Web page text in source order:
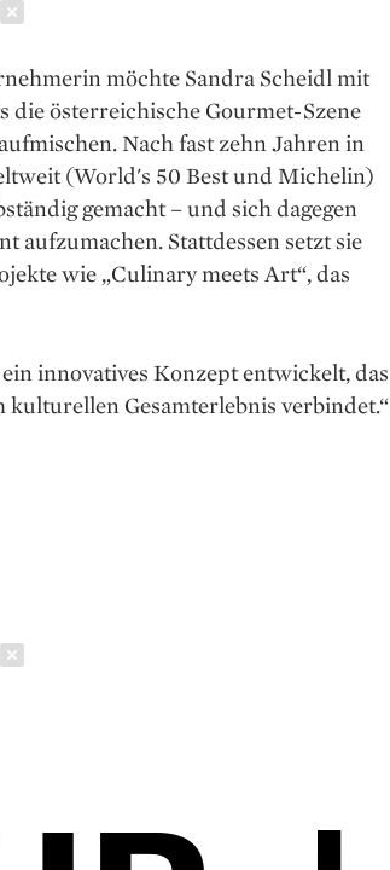
möchte Sandra Scheidl mit
österreichische Gourmet-Szene
Nach fast zehn Jahren in
(World's 50 Best und Michelin)
gemacht – und sich dagegen
aufzumachen. Stattdessen setzt sie
wie „Culinary meets Art“, das
innovatives Konzept entwickelt, das
Gesamterlebnis verbindet.“